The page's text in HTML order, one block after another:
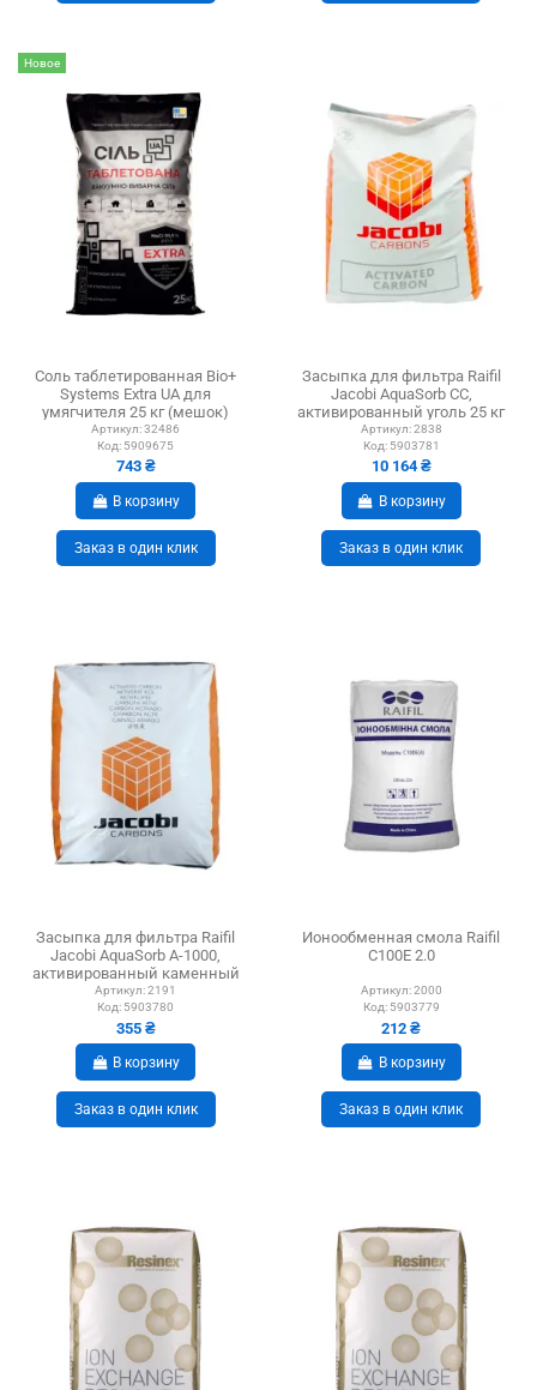
Новое
Соль таблетированная Bio+
Systems Extra UA для
умягчителя 25 кг (мешок)
Артикул:32486
Код: 5909675
743 ₴
В корзину
Заказ в один клик
Засыпка для фильтра Raifil
Jacobi AquaSorb CC,
активированный уголь 25 кг
Артикул:2838
Код: 5903781
10 164 ₴
В корзину
Заказ в один клик
Засыпка для фильтра Raifil
Jacobi AquaSorb A-1000,
активированный каменный
уголь 25 кг
Артикул:2191
Код: 5903780
355 ₴
В корзину
Заказ в один клик
Ионообменная смола Raifil
C100E 2.0
Артикул:2000
Код: 5903779
212 ₴
В корзину
Заказ в один клик